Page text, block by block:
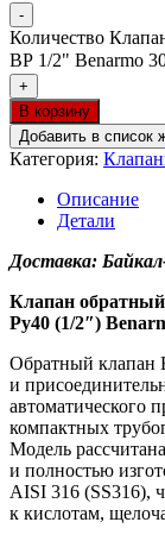
-
Количество
ВР 1/2" Benarmo
+
В корзину
Добавить в список
Категория:
Описание
Детали
Доставка:
Клапан
Ру40 (1/2″)
Обратный клапан
и
автоматического
компактных
Модель
и полностью
AISI 316 (SS316),
к кислотам,